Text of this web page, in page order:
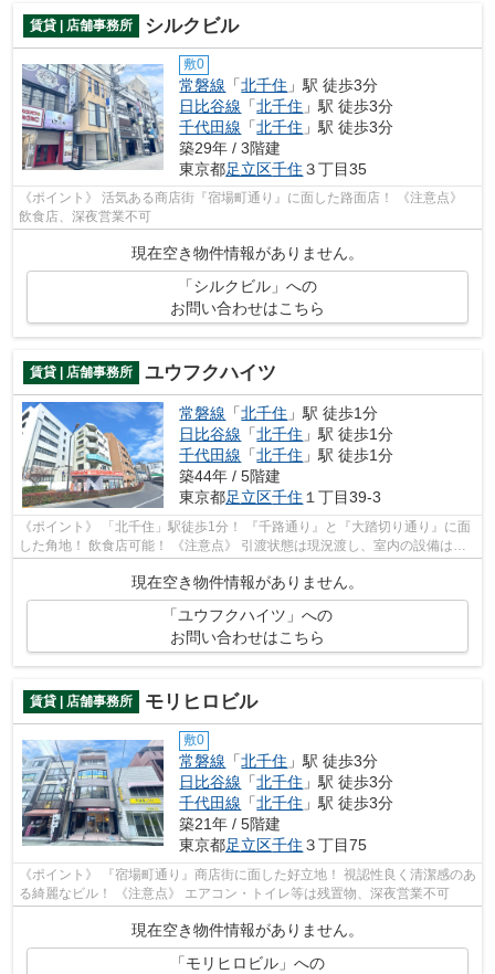
賃貸 | 店舗事務所 シルクビル
敷0
常磐線 「北千住 」駅 徒歩3分
日比谷線 「北千住 」駅 徒歩3分
千代田線 「北千住 」駅 徒歩3分
築29年 / 3階建
東京都足立区千住 ３丁目35
《ポイント》 活気ある商店街『宿場町通り』に面した路面店！ 《注意点》
飲食店、深夜営業不可
現在空き物件情報がありません。
「シルクビル」への
お問い合わせはこちら
賃貸 | 店舗事務所 ユウフクハイツ
常磐線 「北千住 」駅 徒歩1分
日比谷線 「北千住 」駅 徒歩1分
千代田線 「北千住 」駅 徒歩1分
築44年 / 5階建
東京都足立区千住 １丁目39-3
《ポイント》 「北千住」駅徒歩1分！ 『千路通り』と『大踏切り通り』に面
した角地！ 飲食店可能！ 《注意点》 引渡状態は現況渡し、室内の設備は残
現在空き物件情報がありません。
「ユウフクハイツ」への
お問い合わせはこちら
賃貸 | 店舗事務所 モリヒロビル
敷0
常磐線 「北千住 」駅 徒歩3分
日比谷線 「北千住 」駅 徒歩3分
千代田線 「北千住 」駅 徒歩3分
築21年 / 5階建
東京都足立区千住 ３丁目75
《ポイント》 『宿場町通り』商店街に面した好立地！ 視認性良く清潔感のあ
る綺麗なビル！ 《注意点》 エアコン・トイレ等は残置物、深夜営業不可
現在空き物件情報がありません。
「モリヒロビル」への